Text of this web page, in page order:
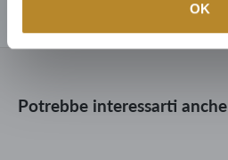
OK
informazioni della tua carta di credito.
Potrebbe interessarti anche